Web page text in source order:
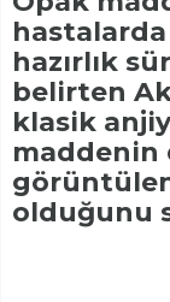
hazırlık
belirten
klasik
maddenin
olduğunu